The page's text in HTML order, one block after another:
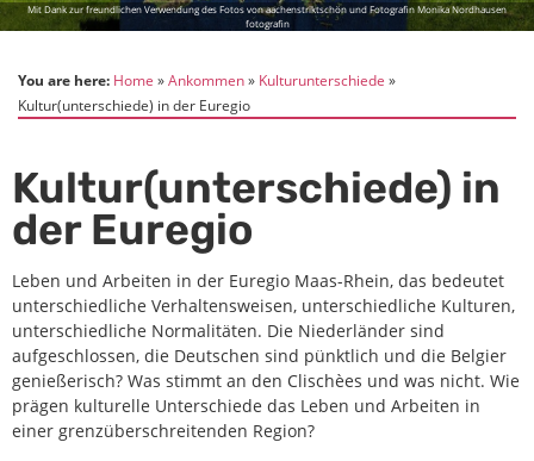
Mit Dank zur freundlichen Verwendung des Fotos von aachenstriktschön und Fotografin Monika Nordhausen
fotografin
You are here: Home Ankommen
Kulturunterschiede
Kultur(unterschiede) in der Euregio
Kultur(unterschiede) in
der Euregio
Leben und Arbeiten in der Euregio Maas-Rhein, das bedeutet
unterschiedliche Verhaltensweisen, unterschiedliche Kulturen,
unterschiedliche Normalitäten. Die Niederländer sind
aufgeschlossen, die Deutschen sind pünktlich und die Belgier
genießerisch? Was stimmt an den Clischèes und was nicht. Wie
prägen kulturelle Unterschiede das Leben und Arbeiten in
einer grenzüberschreitenden Region?